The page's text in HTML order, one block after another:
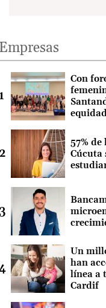
Empresas
Con
57% de
Cúcuta
Un
han
línea a
Cardif